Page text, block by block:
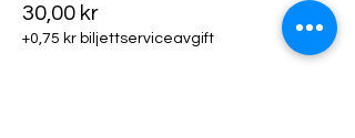
30,00 kr
+0,75 kr biljettserviceavgift